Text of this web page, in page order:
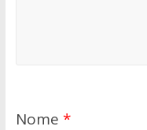
Nome *